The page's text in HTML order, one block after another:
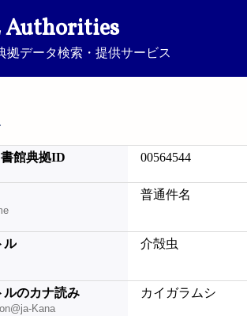
Authorities
拠データ検索・提供サービス
館典拠ID 00564544
普通件名
ル 介殻虫
ルのカナ読み
Kana
カイガラムシ